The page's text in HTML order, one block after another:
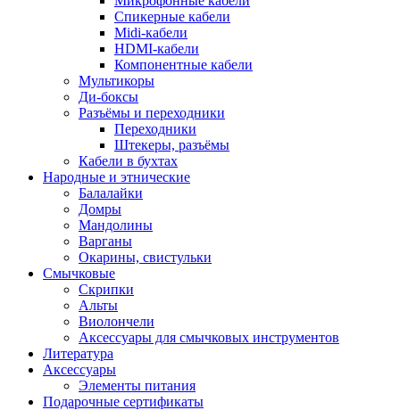
Спикерные кабели
Midi-кабели
HDMI-кабели
Компонентные кабели
Мультикоры
Ди-боксы
Разъёмы и переходники
Переходники
Штекеры, разъёмы
Кабели в бухтах
Народные и этнические
Балалайки
Домры
Мандолины
Варганы
Окарины, свистульки
Смычковые
Скрипки
Альты
Виолончели
Аксессуары для смычковых инструментов
Литература
Аксессуары
Элементы питания
Подарочные сертификаты